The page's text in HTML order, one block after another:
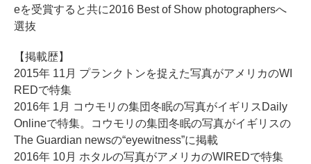
eを受賞すると共に2016 Best of Show photographersへ
選抜
【掲載歴】
2015年 11月 プランクトンを捉えた写真がアメリカのWI
REDで特集
2016年 1月 コウモリの集団冬眠の写真がイギリスDaily
Onlineで特集。コウモリの集団冬眠の写真がイギリスの
The Guardian newsの“eyewitness”に掲載
2016年 10月 ホタルの写真がアメリカのWIREDで特集